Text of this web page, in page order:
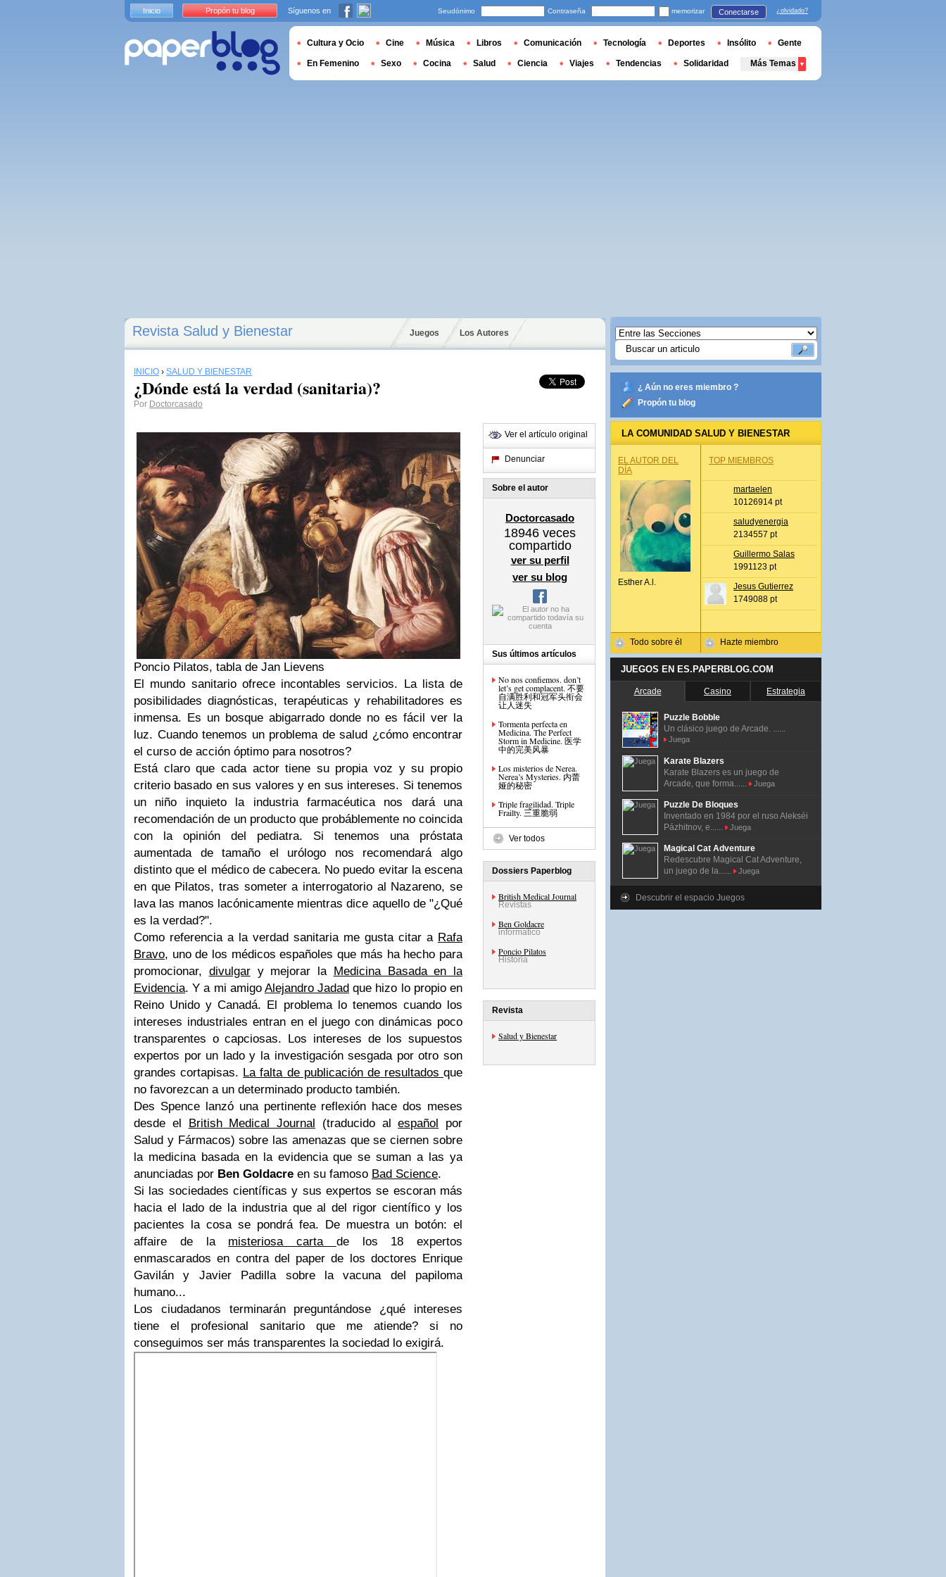
Revista Salud y Bienestar Juegos Los Autores
INICIO › SALUD Y BIENESTAR
¿Dónde está la verdad (sanitaria)?
Por Doctorcasado
Poncio Pilatos, tabla de Jan Lievens
El mundo sanitario ofrece incontables servicios. La lista de
posibilidades diagnósticas, terapéuticas y rehabilitadores es
inmensa. Es un bosque abigarrado donde no es fácil ver la
luz. Cuando tenemos un problema de salud ¿cómo encontrar
el curso de acción óptimo para nosotros?
Está claro que cada actor tiene su propia voz y su propio
criterio basado en sus valores y en sus intereses. Si tenemos
un niño inquieto la industria farmacéutica nos dará una
recomendación de un producto que probáblemente no coincida
con la opinión del pediatra. Si tenemos una próstata
aumentada de tamaño el urólogo nos recomendará algo
distinto que el médico de cabecera. No puedo evitar la escena
en que Pilatos, tras someter a interrogatorio al Nazareno, se
lava las manos lacónicamente mientras dice aquello de "¿Qué
es la verdad?".
Como referencia a la verdad sanitaria me gusta citar a Rafa
Bravo, uno de los médicos españoles que más ha hecho para
promocionar, divulgary mejorar la Medicina Basada en la
Evidencia. Y a mi amigo Alejandro Jadad que hizo lo propio en
Reino Unido y Canadá. El problema lo tenemos cuando los
intereses industriales entran en el juego con dinámicas poco
transparentes o capciosas. Los intereses de los supuestos
expertos por un lado y la investigación sesgada por otro son
grandes cortapisas. La falta de publicación de resultados que
no favorezcan a un determinado producto también.
Des Spence lanzó una pertinente reflexión hace dos meses
desde el British Medical Journal (traducido alespañol por
Salud y Fármacos) sobre las amenazas que se ciernen sobre
la medicina basada en la evidencia que se suman a las ya
anunciadas por Ben Goldacre en su famoso Bad Science.
Si las sociedades científicas y sus expertos se escoran más
hacia el lado de la industria que al del rigor científico y los
pacientes la cosa se pondrá fea. De muestra un botón: el
affaire de la misteriosa carta de los 18 expertos
enmascarados en contra del paper de los doctores Enrique
Gavilán y Javier Padilla sobre la vacuna del papiloma
humano...
Los ciudadanos terminarán preguntándose ¿qué intereses
tiene el profesional sanitario que me atiende? si no
conseguimos ser más transparentes la sociedad lo exigirá.
Ver el artículo original
Denunciar
Sobre el autor
Doctorcasado
18946 veces
compartido
ver su perfil
ver su blog
Sus últimos artículos
No nos confiemos. don’t
let’s get complacent. 不要
自满胜利和冠军头衔会
让人迷失
Tormenta perfecta en
Medicina. The Perfect
Storm in Medicine. 医学
中的完美风暴
Los misterios de Nerea.
Nerea’s Mysteries. 内蕾
娅的秘密
Triple fragilidad. Triple
Frailty. 三重脆弱
Ver todos
Dossiers Paperblog
British Medical Journal
Revistas
Ben Goldacre
informático
Poncio Pilatos
Historia
Revista
Salud y Bienestar
¿ Aún no eres miembro ?
Propón tu blog
LA COMUNIDAD SALUD Y BIENESTAR
EL AUTOR DEL
DÍA
Esther A.l.
Todo sobre él
TOP MIEMBROS
martaelen
10126914 pt
saludyenergia
2134557 pt
Guillermo Salas
1991123 pt
Jesus Gutierrez
1749088 pt
Hazte miembro
JUEGOS EN ES.PAPERBLOG.COM
Arcade Casino Estrategia
Puzzle Bobble
Un clásico juego de Arcade. ......
Juega
Karate Blazers
Karate Blazers es un juego de
Arcade, que forma......
Juega
Puzzle De Bloques
Inventado en 1984 por el ruso Alekséi
Pázhitnov, e......
Juega
Magical Cat Adventure
Redescubre Magical Cat Adventure,
un juego de la......
Juega
Descubrir el espacio Juegos
Inicio Propón tu blog Síguenos en Seudónimo Contraseña memorizar Conectarse ¿olvidado?
Cultura y Ocio Cine Música Libros Comunicación Tecnología Deportes Insólito Gente
En Femenino Sexo Cocina Salud Ciencia Viajes Tendencias Solidaridad Más Temas